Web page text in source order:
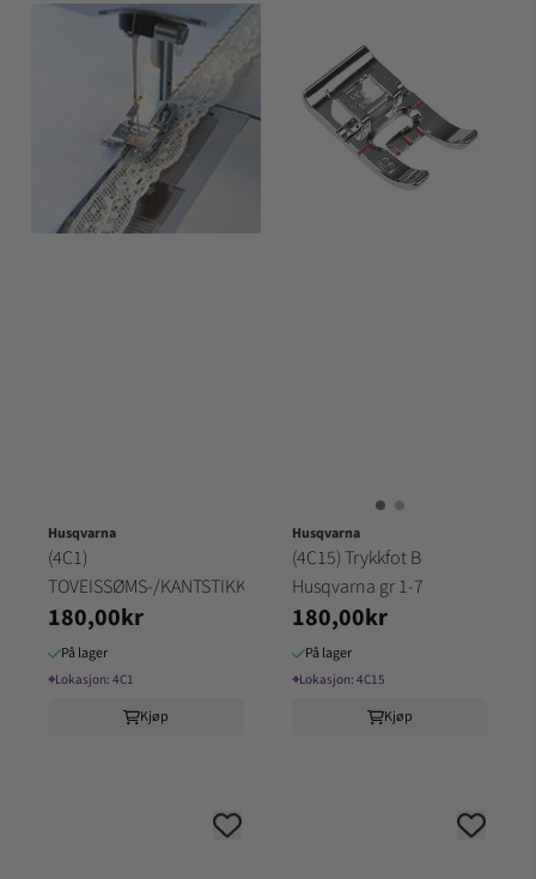
Husqvarna
(4C1)
TOVEISSØMS-/KANTSTIKKINGSFOT
180,00kr
På lager
⌖Lokasjon: 4C1
Kjøp
Husqvarna
(4C15) Trykkfot B
Husqvarna gr 1-7
180,00kr
På lager
⌖Lokasjon: 4C15
Kjøp